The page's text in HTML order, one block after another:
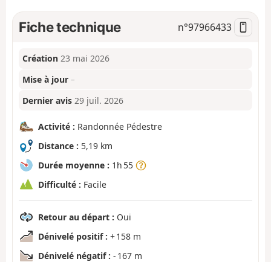
n
Fiche technique n°97966433
Création 23 mai 2026
Mise à jour –
Dernier avis 29 juil. 2026
Activité : Randonnée Pédestre
Distance : 5,19 km
Durée moyenne : 1h 55
Difficulté : Facile
Retour au départ : Oui
Dénivelé positif : + 158 m
Dénivelé négatif : - 167 m